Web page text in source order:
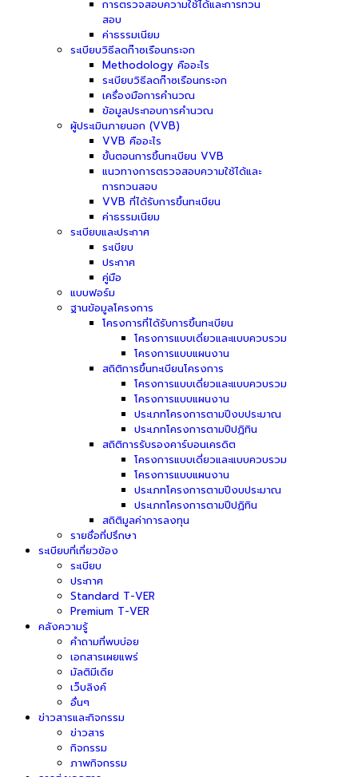
การตรวจสอบความใช้ได้และการทวน
สอบ
ค่าธรรมเนียม
ระเบียบวิธีลดก๊าซเรือนกระจก
Methodology คืออะไร
ระเบียบวิธีลดก๊าซเรือนกระจก
เครื่องมือการคำนวณ
ข้อมูลประกอบการคำนวณ
ผู้ประเมินภายนอก (VVB)
VVB คืออะไร
ขั้นตอนการขึ้นทะเบียน VVB
แนวทางการตรวจสอบความใช้ได้และ
การทวนสอบ
VVB ที่ได้รับการขึ้นทะเบียน
ค่าธรรมเนียม
ระเบียบและประกาศ
ระเบียบ
ประกาศ
คู่มือ
แบบฟอร์ม
ฐานข้อมูลโครงการ
โครงการที่ได้รับการขึ้นทะเบียน
โครงการแบบเดี่ยวและแบบควบรวม
โครงการแบบแผนงาน
สถิติการขึ้นทะเบียนโครงการ
โครงการแบบเดี่ยวและแบบควบรวม
โครงการแบบแผนงาน
ประเภทโครงการตามปีงบประมาณ
ประเภทโครงการตามปีปฏิทิน
สถิติการรับรองคาร์บอนเครดิต
โครงการแบบเดี่ยวและแบบควบรวม
โครงการแบบแผนงาน
ประเภทโครงการตามปีงบประมาณ
ประเภทโครงการตามปีปฏิทิน
สถิติมูลค่าการลงทุน
รายชื่อที่ปรึกษา
ระเบียบที่เกี่ยวข้อง
ระเบียบ
ประกาศ
Standard T-VER
Premium T-VER
คลังความรู้
คำถามที่พบบ่อย
เอกสารเผยแพร่
มัลติมีเดีย
เว็บลิงค์
อื่นๆ
ข่าวสารและกิจกรรม
ข่าวสาร
กิจกรรม
ภาพกิจกรรม